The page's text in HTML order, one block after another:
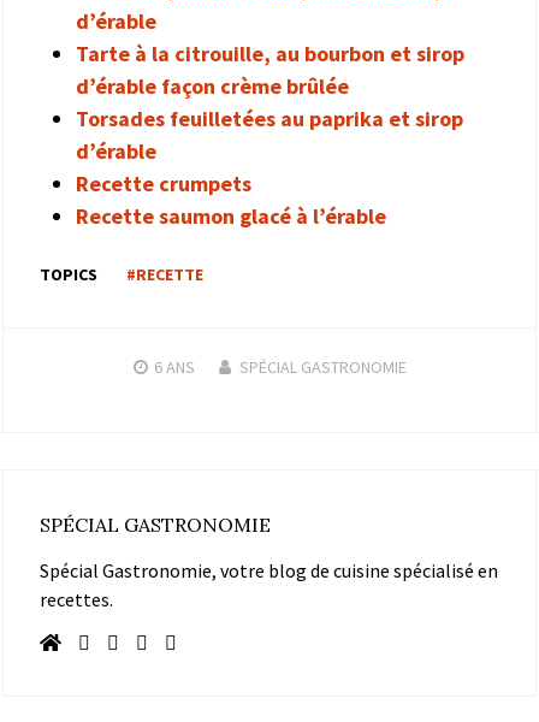
d’érable
Tarte à la citrouille, au bourbon et sirop
d’érable façon crème brûlée
Torsades feuilletées au paprika et sirop
d’érable
Recette crumpets
Recette saumon glacé à l’érable
TOPICS #RECETTE
6 ANS SPÉCIAL GASTRONOMIE
SPÉCIAL GASTRONOMIE
Spécial Gastronomie, votre blog de cuisine spécialisé en
recettes.